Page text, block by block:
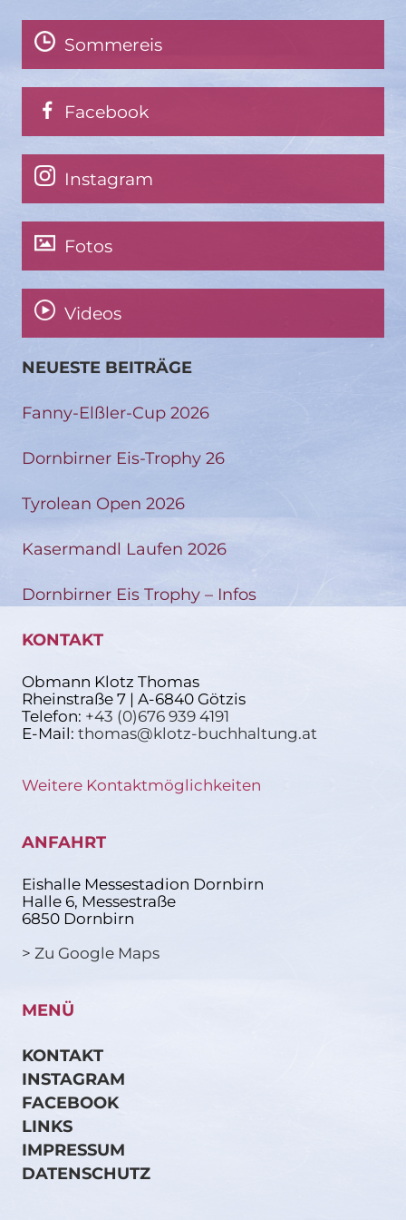
Sommereis
Facebook
Instagram
Fotos
Videos
NEUESTE BEITRÄGE
Fanny-Elßler-Cup 2026
Dornbirner Eis-Trophy 26
Tyrolean Open 2026
Kasermandl Laufen 2026
Dornbirner Eis Trophy – Infos
KONTAKT
Obmann Klotz Thomas
Rheinstraße 7 | A-6840 Götzis
Telefon: +43 (0)676 939 4191
E-Mail: thomas@klotz-buchhaltung.at
Weitere Kontaktmöglichkeiten
ANFAHRT
Eishalle Messestadion Dornbirn
Halle 6, Messestraße
6850 Dornbirn
> Zu Google Maps
MENÜ
KONTAKT
INSTAGRAM
FACEBOOK
LINKS
IMPRESSUM
DATENSCHUTZ